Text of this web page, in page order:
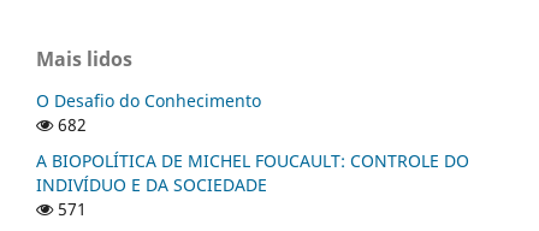
Mais lidos
O Desafio do Conhecimento
682
A BIOPOLÍTICA DE MICHEL FOUCAULT: CONTROLE DO
INDIVÍDUO E DA SOCIEDADE
571